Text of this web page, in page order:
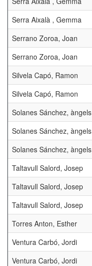
Serra Aixalà , Gemma
Serrano Zoroa, Joan
Serrano Zoroa, Joan
Silvela Capó, Ramon
Silvela Capó, Ramon
Solanes Sánchez, àngels
Solanes Sánchez, àngels
Solanes Sánchez, àngels
Taltavull Salord, Josep
Taltavull Salord, Josep
Taltavull Salord, Josep
Torres Anton, Esther
Ventura Carbó, Jordi
Ventura Carbó, Jordi